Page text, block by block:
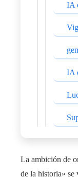
IA
IA
La ambición de
de la historia» se